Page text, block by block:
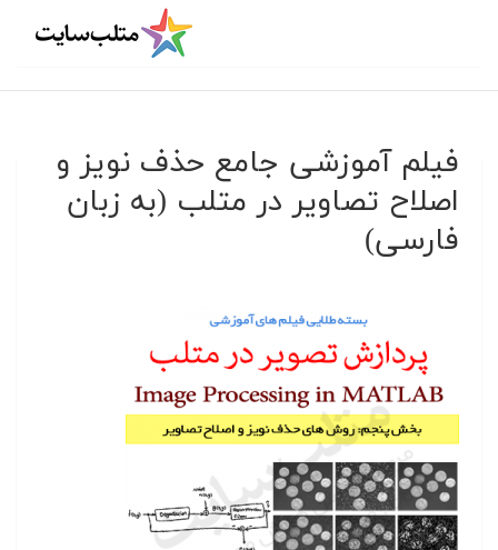
فیلم آموزشی جامع حذف نویز و
اصلاح تصاویر در متلب (به زبان
فارسی)